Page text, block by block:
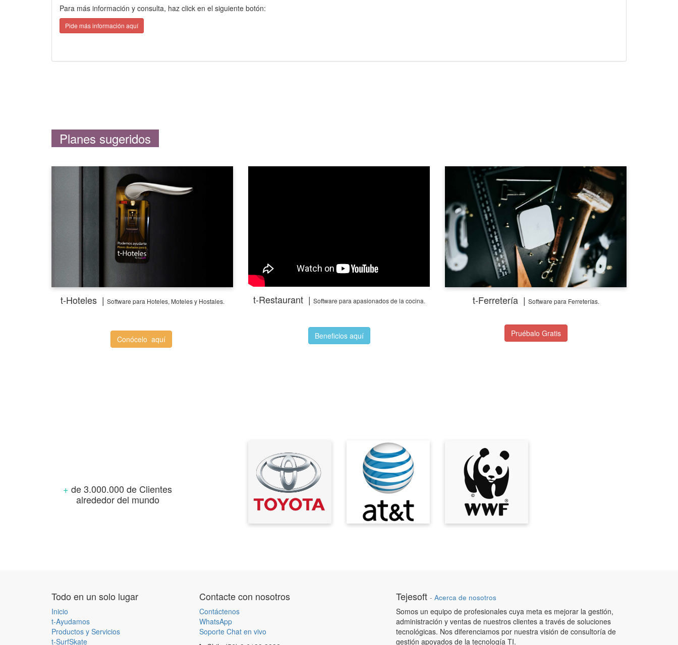
Para más información y consulta, haz click en el siguiente botón:
Pide más información aquí
Planes sugeridos
t-Hoteles | Software para Hoteles, Moteles y Hostales.
Conócelo aquí
t-Restaurant | Software para apasionados de la cocina.
Beneficios aquí
t-Ferretería | Software para Ferreterías.
Pruébalo Gratis
+ de 3.000.000 de Clientes
alrededor del mundo
Todo en un solo lugar
Inicio
t-Ayudamos
Productos y Servicios
t-SurfSkate
Contacte con nosotros
Contáctenos
WhatsApp
Soporte Chat en vivo
Tejesoft - Acerca de nosotros
Somos un equipo de profesionales cuya meta es mejorar la gestión,
administración y ventas de nuestros clientes a través de soluciones
tecnológicas. Nos diferenciamos por nuestra visión de consultoría de
gestión apoyados de la tecnología TI.